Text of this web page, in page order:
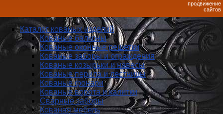
продвижение
сайтов
Каталог кованых изделий
Кованые балконы
Кованые оконные решетки
Кованые заборы и ог­ражде­ния
Кованые козырьки и навесы
Кованые перила и лестницы
Кованые фонари
Кованые ворота и калитки
Сварные заборы
Кованая мебель